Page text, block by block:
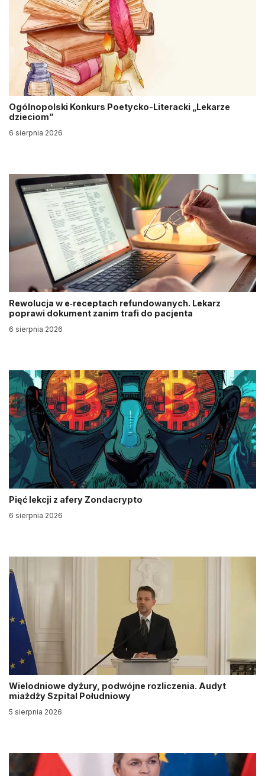
Ogólnopolski Konkurs Poetycko-Literacki „Lekarze
dzieciom”
6 sierpnia 2026
Rewolucja w e‑receptach refundowanych. Lekarz
poprawi dokument zanim trafi do pacjenta
6 sierpnia 2026
Pięć lekcji z afery Zondacrypto
6 sierpnia 2026
Wielodniowe dyżury, podwójne rozliczenia. Audyt
miażdży Szpital Południowy
5 sierpnia 2026